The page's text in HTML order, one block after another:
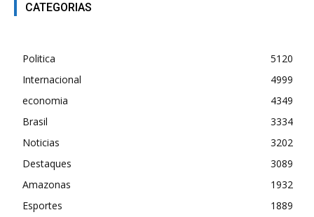
CATEGORIAS
Politica
5120
Internacional
4999
economia
4349
Brasil
3334
Noticias
3202
Destaques
3089
Amazonas
1932
Esportes
1889